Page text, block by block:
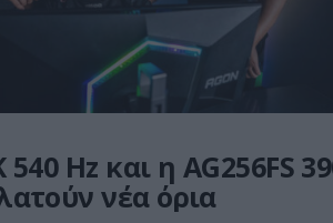
540 Hz και η AG256FS
νέα όρια